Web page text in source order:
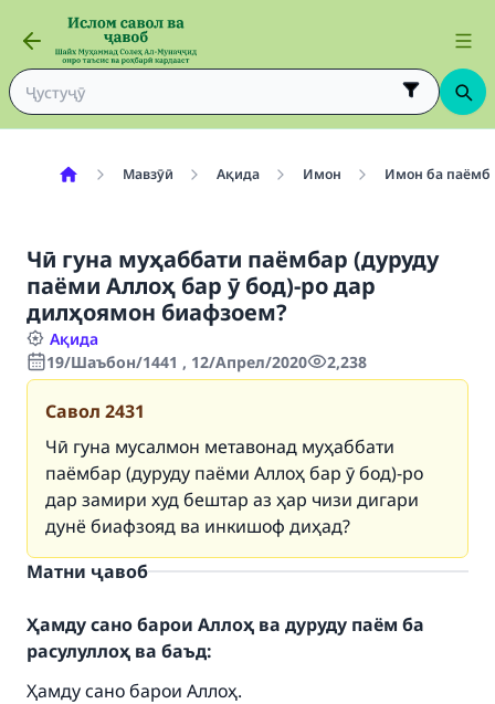
Мавзӯӣ Ақида Имон Имон ба
Чӣ гуна муҳаббати паёмбар (дуруду
паёми Аллоҳ бар ӯ бод)-ро дар
дилҳоямон биафзоем?
Ақида
19/Шаъбон/1441 , 12/Апрел/2020
2,238
Савол 2431
Чӣ гуна мусалмон метавонад муҳаббати
паёмбар (дуруду паёми Аллоҳ бар ӯ бод)-ро
дар замири худ бештар аз ҳар чизи дигари
дунё биафзояд ва инкишоф диҳад?
Матни ҷавоб
Ҳамду сано барои Аллоҳ ва дуруду паём ба
расулуллоҳ ва баъд:
Ҳамду сано барои Аллоҳ.